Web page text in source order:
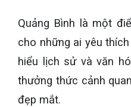
Quảng Bình là một
cho những ai yêu
hiểu lịch sử và văn
thưởng thức cảnh
đẹp mắt.